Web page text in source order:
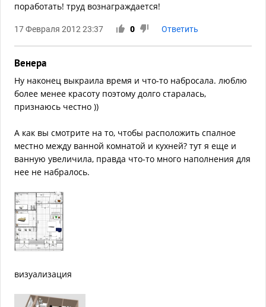
поработать! труд вознаграждается!
17 Февраля 2012 23:37 0 Ответить
Венера
Ну наконец выкраила время и что-то набросала. люблю
более менее красоту поэтому долго старалась,
признаюсь честно ))
А как вы смотрите на то, чтобы расположить спалное
местно между ванной комнатой и кухней? тут я еще и
ванную увеличила, правда что-то много наполнения для
нее не набралось.
визуализация